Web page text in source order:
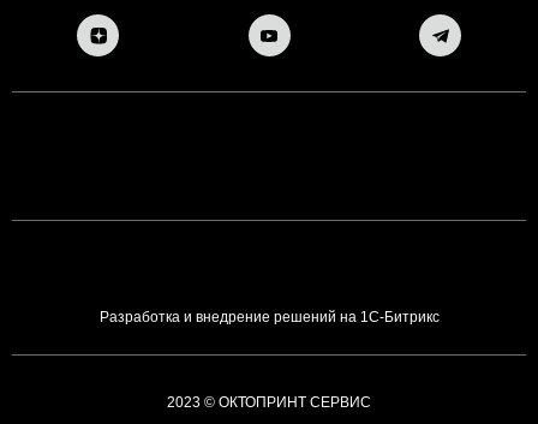
Разработка и внедрение решений на 1С-Битрикс
2023 © ОКТОПРИНТ СЕРВИС